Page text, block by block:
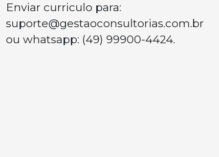
Enviar curriculo para:
suporte@gestaoconsultorias.com.br
ou whatsapp: (49) 99900-4424.